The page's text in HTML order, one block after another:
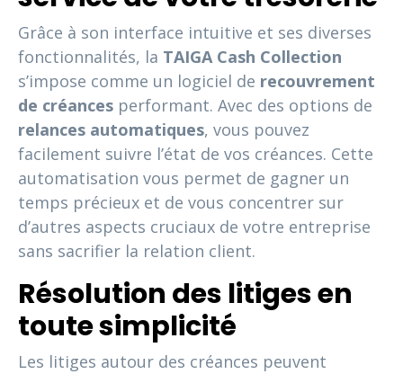
Grâce à son interface intuitive et ses diverses
fonctionnalités, la TAIGA Cash Collection
s’impose comme un logiciel de recouvrement
de créances performant. Avec des options de
relances automatiques, vous pouvez
facilement suivre l’état de vos créances. Cette
automatisation vous permet de gagner un
temps précieux et de vous concentrer sur
d’autres aspects cruciaux de votre entreprise
sans sacrifier la relation client.
Résolution des litiges en
toute simplicité
Les litiges autour des créances peuvent